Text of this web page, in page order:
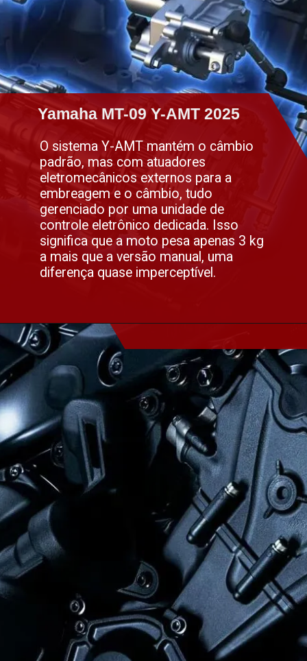
Yamaha MT-09 Y-AMT 2025
Yamaha MT-09 Y-AMT 2025
O sistema Y-AMT mantém o câmbio
padrão, mas com atuadores
eletromecânicos externos para a
embreagem e o câmbio, tudo
gerenciado por uma unidade de
controle eletrônico dedicada. Isso
significa que a moto pesa apenas 3 kg
a mais que a versão manual, uma
diferença quase imperceptível.